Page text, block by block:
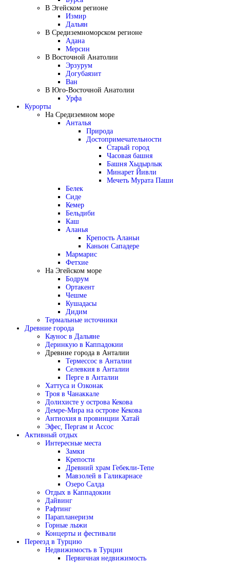
В Эгейском регионе
Измир
Дальян
В Средиземноморском регионе
Адана
Мерсин
В Восточной Анатолии
Эрзурум
Догубаязит
Ван
В Юго-Восточной Анатолии
Урфа
Курорты
На Средиземном море
Анталья
Природа
Достопримечательности
Старый город
Часовая башня
Башня Хыдырлык
Минарет Йивли
Мечеть Мурата Паши
Белек
Сиде
Кемер
Бельдиби
Каш
Аланья
Крепость Аланьи
Каньон Сападере
Мармарис
Фетхие
На Эгейском море
Бодрум
Ортакент
Чешме
Кушадасы
Дидим
Термальные источники
Древние города
Каунос в Дальяне
Деринкую в Каппадокии
Древние города в Анталии
Термессос в Анталии
Селевкия в Анталии
Перге в Анталии
Хаттуса и Озконак
Троя в Чанаккале
Долихисте у острова Кекова
Демре-Мира на острове Кекова
Антиохия в провинции Хатай
Эфес, Пергам и Ассос
Активный отдых
Интересные места
Замки
Крепости
Древний храм Гебекли-Тепе
Мавзолей в Галикарнасе
Озеро Салда
Отдых в Каппадокии
Дайвинг
Рафтинг
Парапланеризм
Горные лыжи
Концерты и фестивали
Переезд в Турцию
Недвижимость в Турции
Первичная недвижимость